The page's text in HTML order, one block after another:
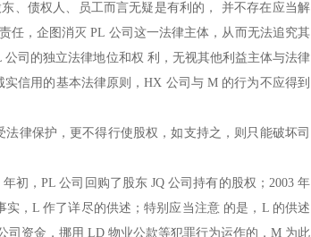
、债权人、员工而言无疑是有利的， 并不存在应当解
任，企图消灭 PL 公司这一法律主体，从而无法追究其
司的独立法律地位和权 利，无视其他利益主体与法律
信用的基本法律原则，HX 公司与 M 的行为不应得到
律保护，更不得行使股权，如支持之，则只能破坏司
初，PL 公司回购了股东 JQ 公司持有的股权；2003 年
，L 作了详尽的供述；特别应当注意 的是，L 的供述
司资金，挪用 LD 物业公款等犯罪行为运作的，M 为此